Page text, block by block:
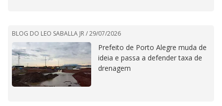
BLOG DO LEO SABALLA JR /29/07/2026
Prefeito de Porto Alegre muda de
ideia e passa a defender taxa de
drenagem